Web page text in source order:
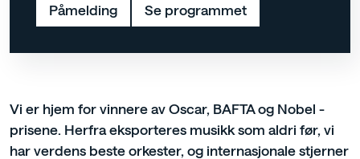
Påmelding Se programmet
Vi er hjem for vinnere av Oscar, BAFTA og Nobel -
prisene. Herfra eksporteres musikk som aldri før, vi
har verdens beste orkester, og internasjonale stjerner